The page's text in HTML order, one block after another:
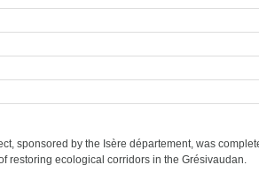
sponsored by the Isère département, was
restoring ecological corridors in the Grésivaudan.